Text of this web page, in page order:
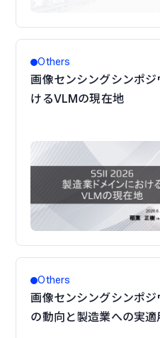
Others
画像センシングシンポ
けるVLMの現在地
Others
画像センシングシンポ
の動向と製造業への実適